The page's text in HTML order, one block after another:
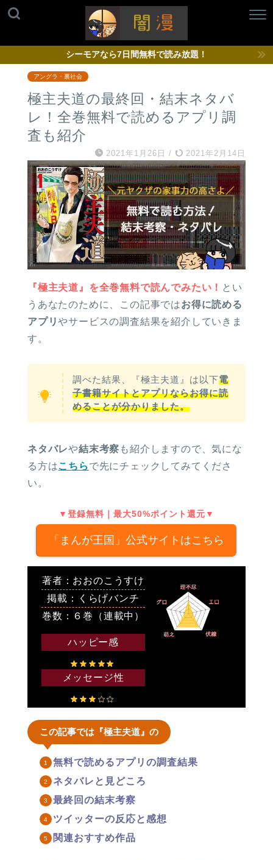
シーモアなら7日間無料で読み放題！
アングラ・裏社会
極主夫道の最終回・結末ネタバ
レ！全巻無料で読めるアプリ調
査も紹介
2021年1月26日 / 2021年2月14日
『極主夫道』を全巻無料で読んでみたい！ とい
うあなたのために、この記事ではお得に読める
アプリやサービスの調査結果を紹介していきま
す。
調べた結果、『極主夫道』は以下電
子書籍サイトとアプリならお得に読
めることが分かりました。
ネタバレや結末考察 も紹介しますので、気にな
る方はこちら で先にチェックしてみてくださ
い。
▼登録無料｜最大50%ポイント還元▼
「まんが王国」公式サイトはこちら
著者：おおのこうすけ
掲載：くらげバンチ
巻数：６巻（連載中）
ハッピー感
メッセージ性
この記事では『極主夫道』の
無料で読めるアプリの調査結果
ネタバレと見どころ
最終回の結末考察
ツイッターの反応と感想
関連おすすめ作品